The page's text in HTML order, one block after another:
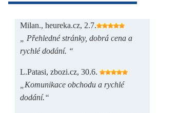
Milan., heureka.cz, 2.7.
„ Přehledné stránky, dobrá cena a
rychlé dodání. “
L.Patasi, zbozi.cz, 30.6.
„Komunikace obchodu a rychlé
dodání.“